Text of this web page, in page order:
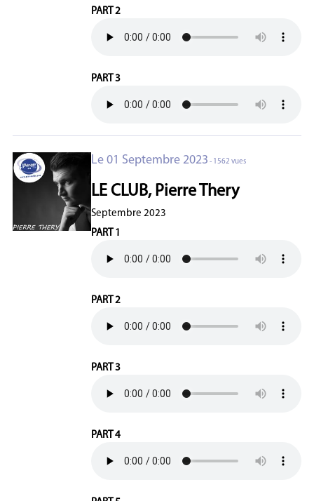
PART 2
PART 3
Le 01 Septembre 2023 - 1562 vues
LE CLUB, Pierre Thery
Septembre 2023
PART 1
PART 2
PART 3
PART 4